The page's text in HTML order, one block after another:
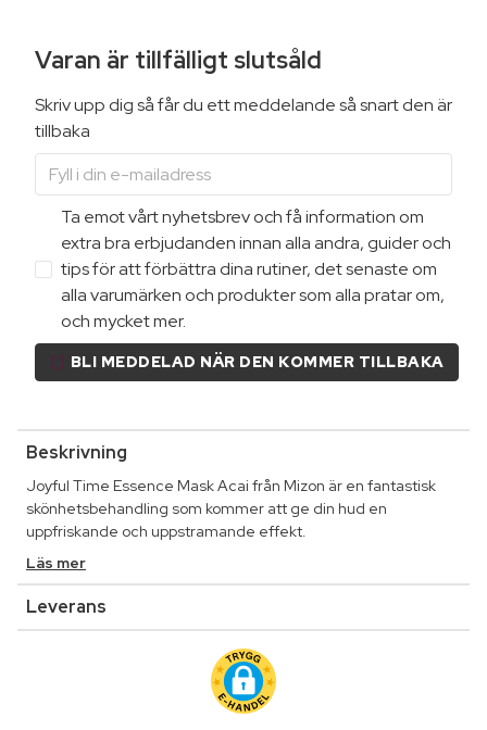
Varan är tillfälligt slutsåld
Skriv upp dig så får du ett meddelande så snart den är
tillbaka
Ta emot vårt nyhetsbrev och få information om
extra bra erbjudanden innan alla andra, guider och
tips för att förbättra dina rutiner, det senaste om
alla varumärken och produkter som alla pratar om,
och mycket mer.
BLI MEDDELAD NÄR DEN KOMMER TILLBAKA
Beskrivning
Joyful Time Essence Mask Acai från Mizon är en fantastisk
skönhetsbehandling som kommer att ge din hud en
uppfriskande och uppstramande effekt.
Läs mer
Leverans